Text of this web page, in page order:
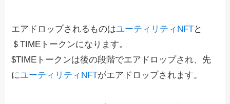
エアドロップされるものはユーティリティNFTと
＄TIMEトークンになります。
$TIMEトークンは後の段階でエアドロップされ、先
にユーティリティNFTがエアドロップされます。